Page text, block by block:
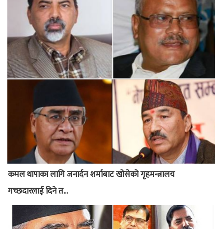
कमल थापाका लागि जनार्दन शर्माबाट खोसेको गृहमन्त्रालय
गच्छदारलाई दिने त...